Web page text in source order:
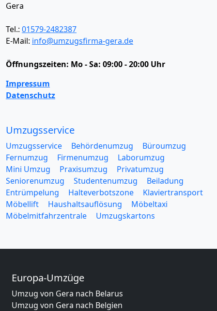
Gera
Tel.: 01579-2482387
E-Mail: info@umzugsfirma-gera.de
Öffnungszeiten: Mo - Sa: 09:00 - 20:00 Uhr
Impressum
Datenschutz
Umzugsservice
Umzugsservice Behördenumzug
Büroumzug
Fernumzug
Firmenumzug
Laborumzug
Mini Umzug
Praxisumzug
Privatumzug
Seniorenumzug
Studentenumzug
Beiladung
Entrümpelung
Halteverbotszone
Klaviertransport
Möbellift
Haushaltsauflösung
Möbeltaxi
Möbelmitfahrzentrale
Umzugskartons
Europa-Umzüge
Umzug von Gera nach Belarus
Umzug von Gera nach Belgien